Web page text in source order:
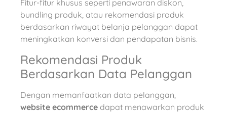
Fitur-fitur khusus seperti penawaran diskon,
bundling produk, atau rekomendasi produk
berdasarkan riwayat belanja pelanggan dapat
meningkatkan konversi dan pendapatan bisnis.
Rekomendasi Produk
Berdasarkan Data Pelanggan
Dengan memanfaatkan data pelanggan,
website ecommerce dapat menawarkan produk